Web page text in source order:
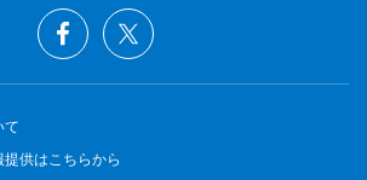
て
供はこちらから